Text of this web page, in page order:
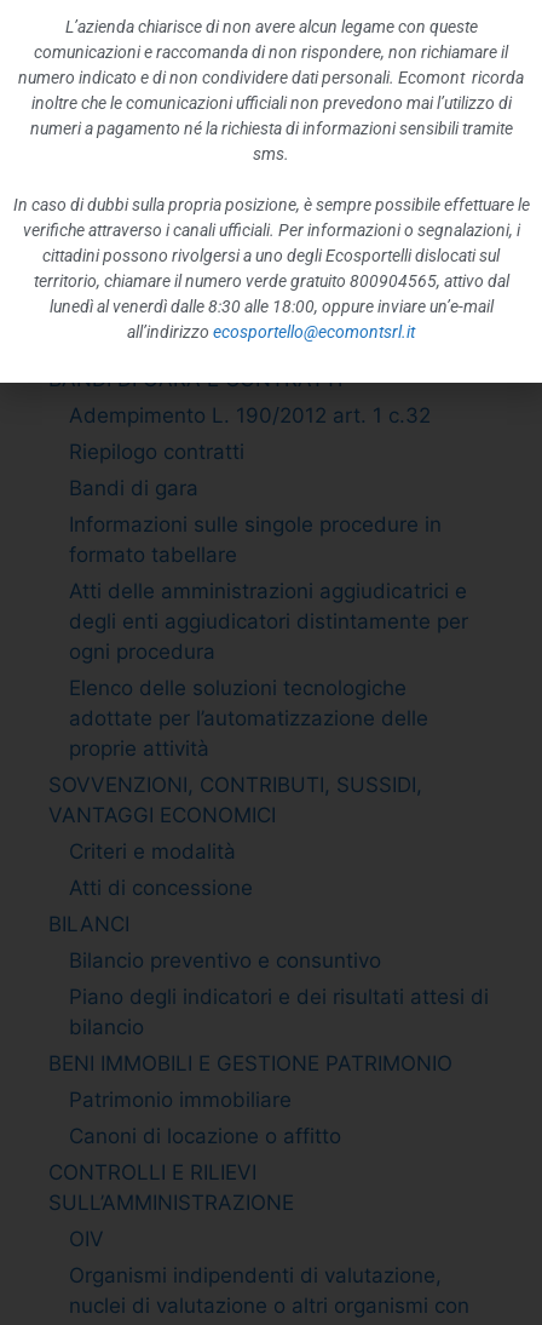
Enti di diritto privato controllati
Rappresentazione grafica
ATTIVITÀ E PROCEDIMENTI
Tipologie di procedimento
Dichiarazioni sostitutive e acquisizione
d”ufficio dei dati
PROVVEDIMENTI
Provvedimenti organi indirizzo politico
Provvedimenti dirigenti amministrativi
CONTROLLI SULLE IMPRESE
BANDI DI GARA E CONTRATTI
Adempimento L. 190/2012 art. 1 c.32
Riepilogo contratti
Bandi di gara
Informazioni sulle singole procedure in
formato tabellare
Atti delle amministrazioni aggiudicatrici e
degli enti aggiudicatori distintamente per
ogni procedura
Elenco delle soluzioni tecnologiche
adottate per l’automatizzazione delle
proprie attività
SOVVENZIONI, CONTRIBUTI, SUSSIDI,
VANTAGGI ECONOMICI
Criteri e modalità
Atti di concessione
BILANCI
Bilancio preventivo e consuntivo
Piano degli indicatori e dei risultati attesi di
bilancio
BENI IMMOBILI E GESTIONE PATRIMONIO
Patrimonio immobiliare
Canoni di locazione o affitto
CONTROLLI E RILIEVI
SULL’AMMINISTRAZIONE
OIV
Organismi indipendenti di valutazione,
nuclei di valutazione o altri organismi con
L’azienda chiarisce di non avere alcun legame con queste
comunicazioni e raccomanda di non rispondere, non richiamare il
numero indicato e di non condividere dati personali. Ecomont ricorda
inoltre che le comunicazioni ufficiali non prevedono mai l’utilizzo di
numeri a pagamento né la richiesta di informazioni sensibili tramite
sms.
In caso di dubbi sulla propria posizione, è sempre possibile effettuare le
verifiche attraverso i canali ufficiali. Per informazioni o segnalazioni, i
cittadini possono rivolgersi a uno degli Ecosportelli dislocati sul
territorio, chiamare il numero verde gratuito 800904565, attivo dal
lunedì al venerdì dalle 8:30 alle 18:00, oppure inviare un’e-mail
all’indirizzo ecosportello@ecomontsrl.it